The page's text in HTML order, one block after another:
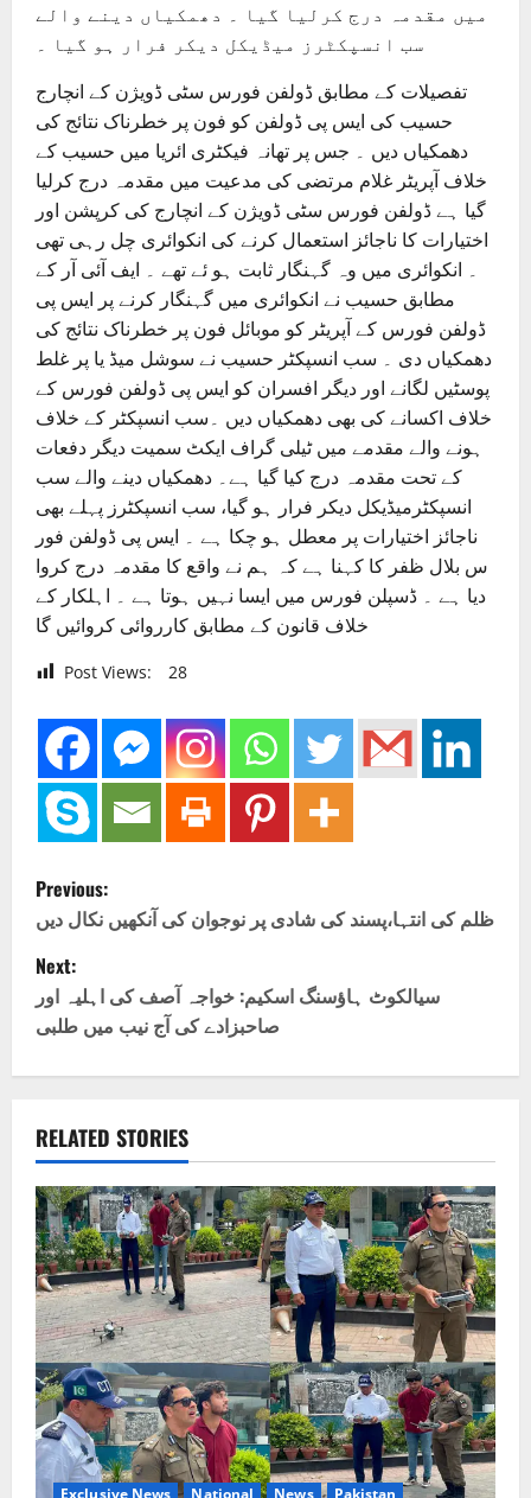
میں مقدمہ درج کرلیا گیا ۔ دھمکیاں دینے والے
سب انسپکٹرز میڈیکل دیکر فرار ہو گیا ۔
تفصیلات کے مطابق ڈولفن فورس سٹی ڈویژن کے انچارج
حسیب کی ایس پی ڈولفن کو فون پر خطرناک نتائج کی
دھمکیاں دیں ۔ جس پر تھانہ فیکٹری ائریا میں حسیب کے
خلاف آپریٹر غلام مرتضی کی مدعیت میں مقدمہ درج کرلیا
گیا ہے ڈولفن فورس سٹی ڈویژن کے انچارج کی کرپشن اور
اختیارات کا ناجائز استعمال کرنے کی انکوائری چل رہی تھی
۔ انکوائری میں وہ گہنگار ثابت ہو ئے تھے ۔ ایف آئی آر کے
مطابق حسیب نے انکوائری میں گہنگار کرنے پر ایس پی
ڈولفن فورس کے آپریٹر کو موبائل فون پر خطرناک نتائج کی
دھمکیاں دی ۔ سب انسپکٹر حسیب نے سوشل میڈ یا پر غلط
پوسٹیں لگانے اور دیگر افسران کو ایس پی ڈولفن فورس کے
خلاف اکسانے کی بھی دھمکیاں دیں ۔سب انسپکٹر کے خلاف
ہونے والے مقدمے میں ٹیلی گراف ایکٹ سمیت دیگر دفعات
کے تحت مقدمہ درج کیا گیا ہے۔ دھمکیاں دینے والے سب
انسپکٹرمیڈیکل دیکر فرار ہو گیا، سب انسپکٹرز پہلے بھی
ناجائز اختیارات پر معطل ہو چکا ہے ۔ ایس پی ڈولفن فور
س بلال ظفر کا کہنا ہے کہ ہم نے واقع کا مقدمہ درج کروا
دیا ہے ۔ ڈسپلن فورس میں ایسا نہیں ہوتا ہے ۔ اہلکار کے
خلاف قانون کے مطابق کارروائی کروائیں گا
Post Views: 28
P
o
s
t
n
a
v
i
g
a
t
i
o
Previous:
ظلم کی انتہا،پسند کی شادی پر نوجوان کی آنکھیں نکال دیں
Next:
سیالکوٹ ہاؤسنگ اسکیم: خواجہ آصف کی اہلیہ اور
صاحبزادے کی آج نیب میں طلبی
RELATED STORIES
Exclusive News National News Pakistan